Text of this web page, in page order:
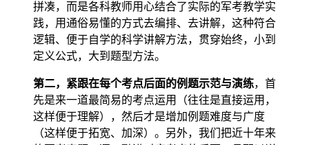
拼凑，而是各科教师用心结合了实际的军考教学实
践，用通俗易懂的方式去编排、去讲解，这种符合
逻辑、便于自学的科学讲解方法，贯穿始终，小到
定义公式，大到题型方法。
第二，紧跟在每个考点后面的例题示范与演练，首
先是来一道最简易的考点运用（往往是直接运用，
这样便于理解），然后才是增加例题难度与广度
（这样便于拓宽、加深）。另外，我们把近十年来